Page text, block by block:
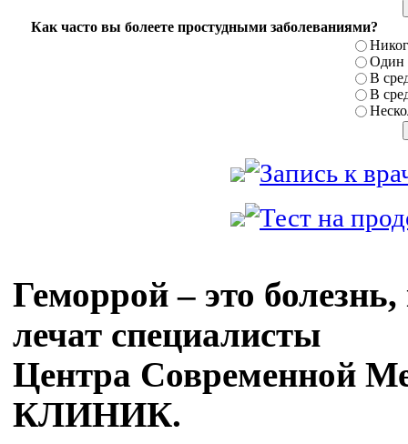
Как часто вы болеете простудными заболеваниями?
Один
В
В
Геморрой – это
лечат специалисты
Центра Современной
КЛИНИК.